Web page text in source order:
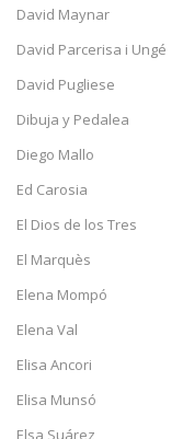
David Maynar
David Parcerisa i Ungé
David Pugliese
Dibuja y Pedalea
Diego Mallo
Ed Carosia
El Dios de los Tres
El Marquès
Elena Mompó
Elena Val
Elisa Ancori
Elisa Munsó
Elsa Suárez